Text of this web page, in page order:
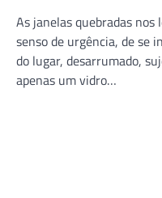
As janelas quebradas
senso de urgência, de se
do lugar, desarrumado,
apenas um vidro…